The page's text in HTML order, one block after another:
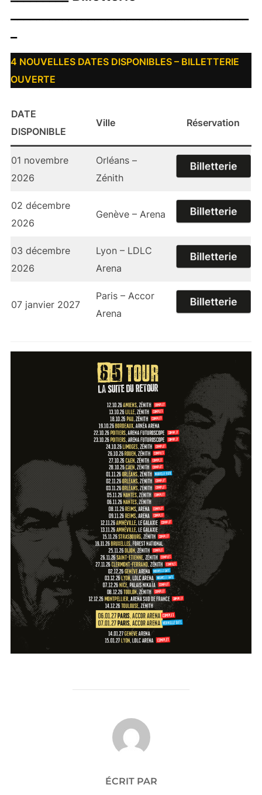
4 NOUVELLES DATES DISPONIBLES – BILLETTERIE
OUVERTE
DATE
DISPONIBLE
Ville Réservation
01 novembre
2026
Orléans –
Zénith
02 décembre
2026
Genève – Arena
03 décembre
2026
Lyon – LDLC
Arena
07 janvier 2027
Paris – Accor
Arena
AUTEUR DE LA PUBLICATION
ÉCRIT PAR